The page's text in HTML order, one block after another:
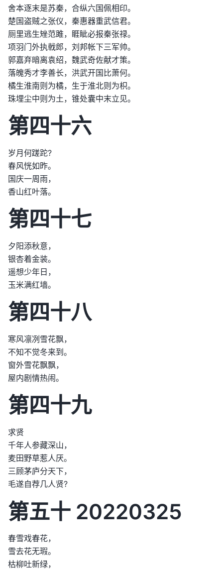
舍本逐末是苏秦，合纵六国佩相印。
楚国盗贼之张仪，秦惠器重武信君。
厕里逃生矬范雎，睚眦必报秦张禄。
项羽门外执戟郎，刘邦帐下三军帅。
郭嘉弃暗离袁绍，魏武奇佐献才策。
落魄秀才李善长，洪武开国比萧何。
橘生淮南则为橘，生于淮北则为枳。
珠埋尘中则为土，锥处囊中末立见。
第四十六
岁月何蹉跎?
春风恍如昨。
国庆一周雨，
香山红叶落。
第四十七
夕阳添秋意，
银杏着金装。
遥想少年日，
玉米满红墙。
第四十八
寒风凛冽雪花飘，
不知不觉冬来到。
窗外雪花飘飘，
屋内剧情热闹。
第四十九
求贤
千年人参藏深山，
麦田野草惹人厌。
三顾茅庐分天下，
毛遂自荐几人贤?
第五十 20220325
春雪戏春花，
雪去花无瑕。
枯柳吐新绿，